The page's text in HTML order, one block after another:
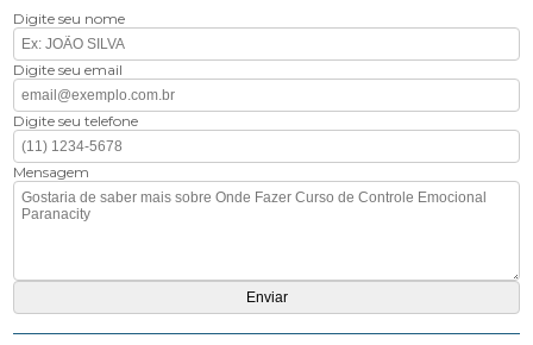
Digite seu nome
Digite seu email
Digite seu telefone
Mensagem